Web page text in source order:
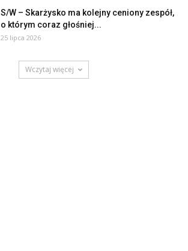
S/W – Skarżysko ma kolejny ceniony zespół,
o którym coraz głośniej...
25 lipca 2026
Wczytaj więcej